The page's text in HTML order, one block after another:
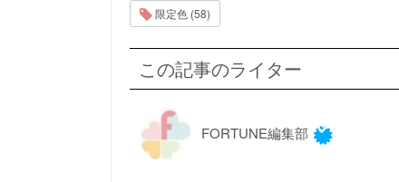
限定色 (58)
この記事のライター
FORTUNE編集部